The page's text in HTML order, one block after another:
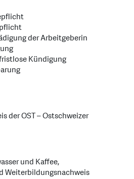
der Arbeitgeberin
Kündigung
der OST – Ostschweizer
und Kaffee,
Weiterbildungsnachweis